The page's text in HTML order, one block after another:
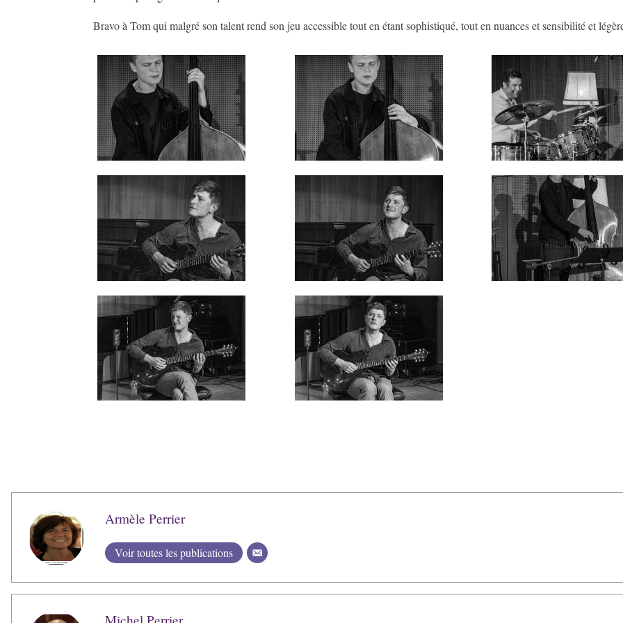
Bravo à Tom qui malgré son talent rend son jeu accessible tout en étant sophistiqué, tout en nuances et sensibilité et
Armèle Perrier
Voir toutes les publications